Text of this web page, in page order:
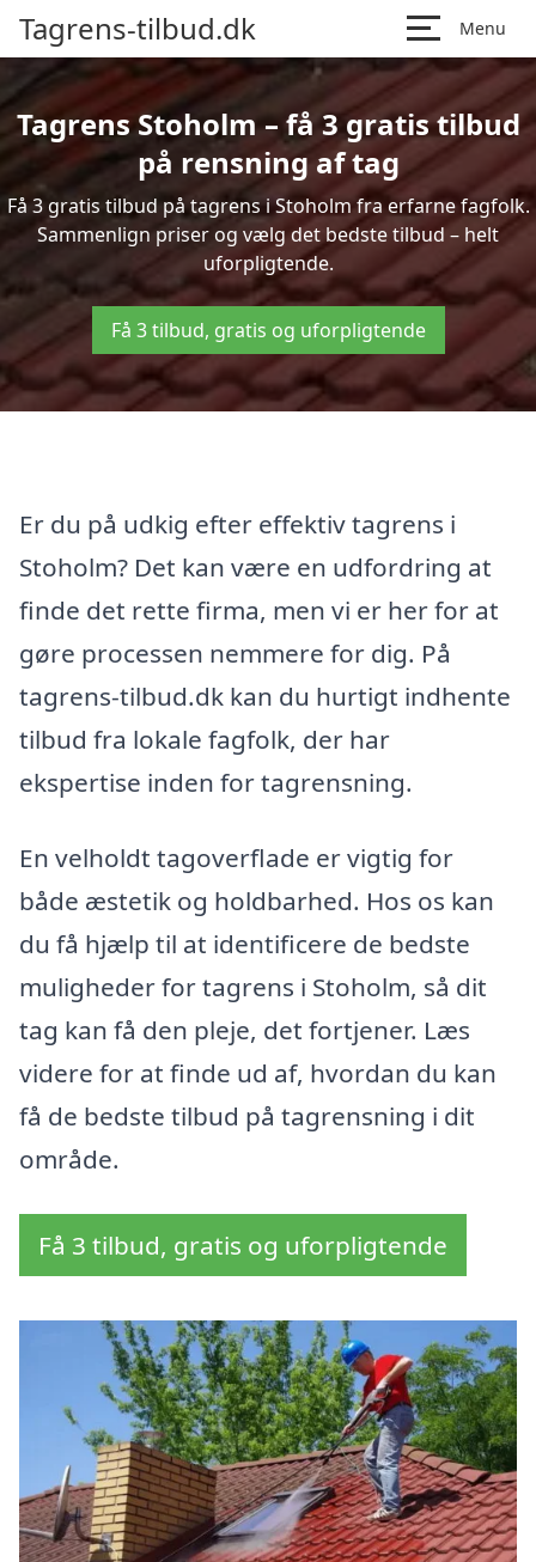
Tagrens-tilbud.dk Menu
Tagrens Stoholm – få 3 gratis tilbud
på rensning af tag
Få 3 gratis tilbud på tagrens i Stoholm fra erfarne fagfolk.
Sammenlign priser og vælg det bedste tilbud – helt
uforpligtende.
Få 3 tilbud, gratis og uforpligtende
Er du på udkig efter effektiv tagrens i
Stoholm? Det kan være en udfordring at
finde det rette firma, men vi er her for at
gøre processen nemmere for dig. På
tagrens-tilbud.dk kan du hurtigt indhente
tilbud fra lokale fagfolk, der har
ekspertise inden for tagrensning.
En velholdt tagoverflade er vigtig for
både æstetik og holdbarhed. Hos os kan
du få hjælp til at identificere de bedste
muligheder for tagrens i Stoholm, så dit
tag kan få den pleje, det fortjener. Læs
videre for at finde ud af, hvordan du kan
få de bedste tilbud på tagrensning i dit
område.
Få 3 tilbud, gratis og uforpligtende